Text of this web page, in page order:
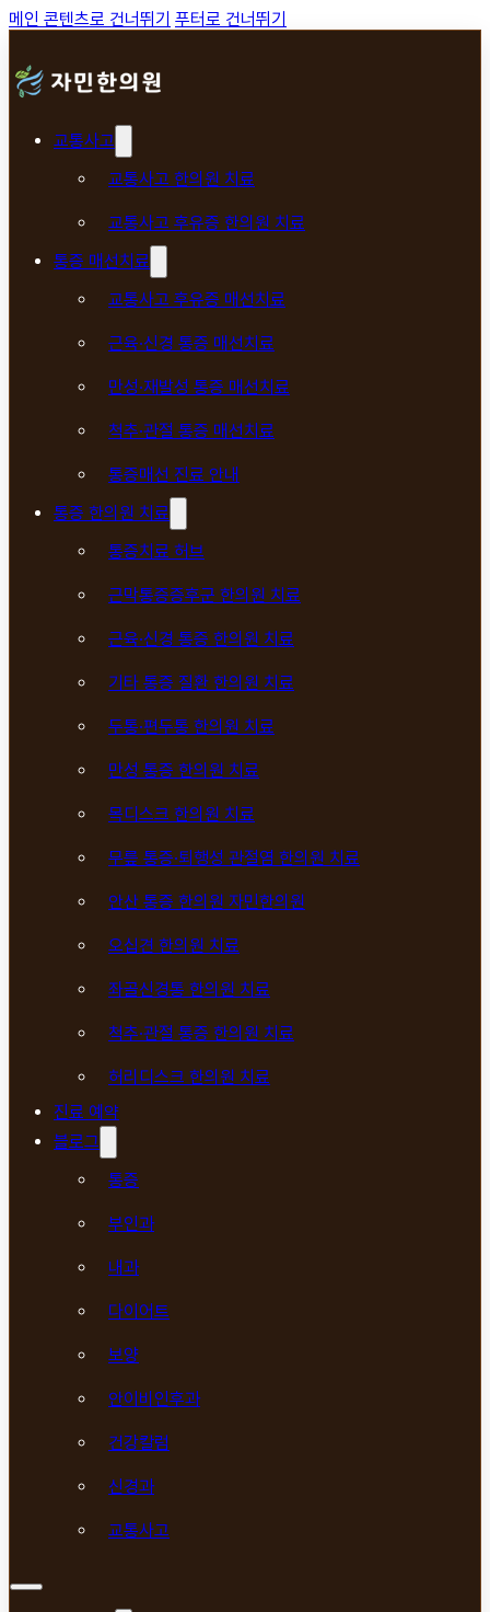
메인 콘텐츠로 건너뛰기 푸터로 건너뛰기
교통사고
교통사고 한의원 치료
교통사고 후유증 한의원 치료
통증 매선치료
교통사고 후유증 매선치료
근육·신경 통증 매선치료
만성·재발성 통증 매선치료
척추·관절 통증 매선치료
통증매선 진료 안내
통증 한의원 치료
통증치료 허브
근막통증증후군 한의원 치료
근육·신경 통증 한의원 치료
기타 통증 질환 한의원 치료
두통·편두통 한의원 치료
만성 통증 한의원 치료
목디스크 한의원 치료
무릎 통증·퇴행성 관절염 한의원 치료
안산 통증 한의원 자민한의원
오십견 한의원 치료
좌골신경통 한의원 치료
척추·관절 통증 한의원 치료
허리디스크 한의원 치료
진료 예약
블로그
통증
부인과
내과
다이어트
보양
안이비인후과
건강칼럼
신경과
교통사고